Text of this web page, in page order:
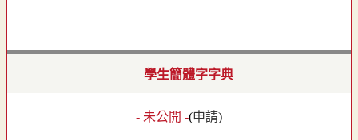
學生簡體字字典
- 未公開 -(申請)